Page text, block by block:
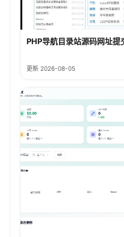
PHP导航目录站源码网址提
更新 2026-08-05